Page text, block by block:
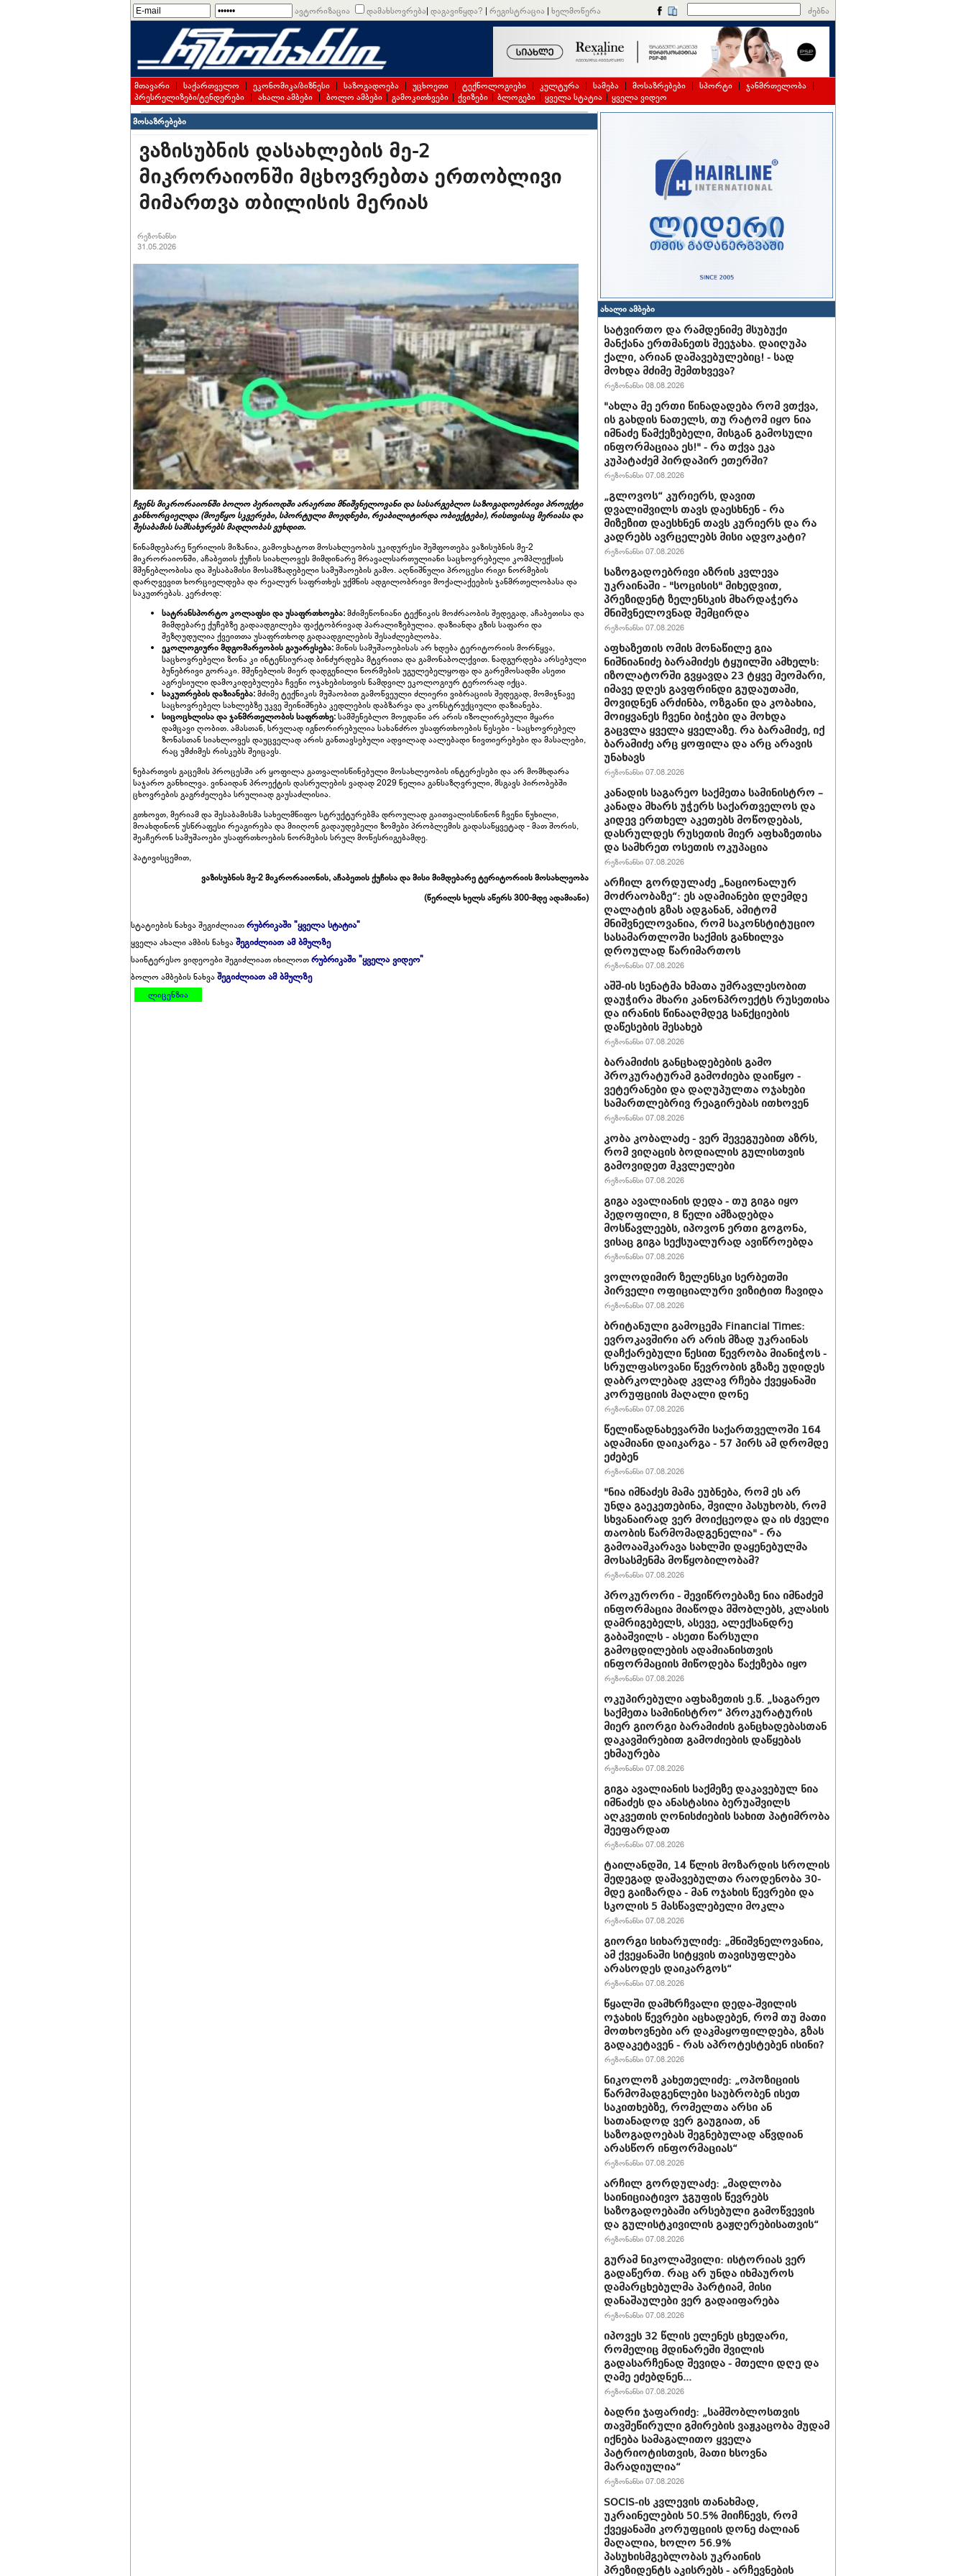
ავტორიზაცია დამახსოვრება| დაგავიწყდა? | რეგისტრაცია | ხელმოწერა ძებნა
მთავარი | საქართველო | ეკონომიკა/ბიზნესი | საზოგადოება | უცხოეთი | ტექნოლოგიები | კულტურა | სამება | მოსაზრებები | სპორტი | ჯანმრთელობა |
პრესრელიზები/ტენდერები | ახალი ამბები | ბოლო ამბები | გამოკითხვები | ქვიზები | ბლოგები | ყველა სტატია | ყველა ვიდეო
მოსაზრებები
ვაზისუბნის დასახლების მე-2
მიკრორაიონში მცხოვრებთა ერთობლივი
მიმართვა თბილისის მერიას
რეზონანსი
31.05.2026
ჩვენს მიკრორაიონში ბოლო პერიოდში არაერთი მნიშვნელოვანი და სასარგებლო საზოგადოებრივი პროექტი
განხორციელდა (მოეწყო სკვერები, სპორტული მოედნები, რეაბილიტირდა ობიექტები), რისთვისაც მერიასა და
შესაბამის სამსახურებს მადლობას ვუხდით.
წინამდებარე წერილის მიზანია, გამოვხატოთ მოსახლეობის უკიდურესი შეშფოთება ვაზისუბნის მე-2
მიკრორაიონში, აჩაბეთის ქუჩის სიახლოვეს მიმდინარე მრავალსართულიანი საცხოვრებელი კომპლექსის
მშენებლობისა და შესაბამისი მოსამზადებელი სამუშაოების გამო. აღნიშნული პროცესი რიგი ნორმების
დარღვევით ხორციელდება და რეალურ საფრთხეს უქმნის ადგილობრივი მოქალაქეების ჯანმრთელობასა და
საკუთრებას. კერძოდ:
სატრანსპორტო კოლაფსი და უსაფრთხოება:მძიმეწონიანი ტექნიკის მოძრაობის შედეგად, აჩაბეთისა და
მიმდებარე ქუჩებზე გადაადგილება ფაქტობრივად პარალიზებულია. დაზიანდა გზის საფარი და
შეზღუდულია ქვეითთა უსაფრთხოდ გადაადგილების შესაძლებლობა.
ეკოლოგიური მდგომარეობის გაუარესება:მიწის სამუშაოებისას არ ხდება ტერიტორიის მორწყვა,
საცხოვრებელი ზონა კი ინტენსიურად ბინძურდება მტვრითა და გამონაბოლქვით. ნადგურდება არსებული
ბუნებრივი გორაკი. მშენებლის მიერ დადგენილი ნორმების უგულებელყოფა და გარემოსადმი ასეთი
აგრესიული დამოკიდებულება ჩვენი ოჯახებისთვის ნამდვილ ეკოლოგიურ ტერორად იქცა.
საკუთრების დაზიანება:მძიმე ტექნიკის მუშაობით გამოწვეული ძლიერი ვიბრაციის შედეგად, მომიჯნავე
საცხოვრებელ სახლებზე უკვე შეინიშნება კედლების დაბზარვა და კონსტრუქციული დაზიანება.
სიცოცხლისა და ჯანმრთელობის საფრთხე:სამშენებლო მოედანი არ არის იზოლირებული მყარი
დამცავი ღობით. ამასთან, სრულად იგნორირებულია სახანძრო უსაფრთხოების წესები - საცხოვრებელ
ზონასთან სიახლოვეს დაუცველად არის განთავსებული ადვილად აალებადი ნივთიერებები და მასალები,
რაც უმძიმეს რისკებს შეიცავს.
ნებართვის გაცემის პროცესში არ ყოფილა გათვალისწინებული მოსახლეობის ინტერესები და არ მომხდარა
საჯარო განხილვა. ვინაიდან პროექტის დასრულების ვადად 2029 წელია განსაზღვრული, მსგავს პირობებში
ცხოვრების გაგრძელება სრულიად გაუსაძლისია.
გთხოვთ, მერიამ და შესაბამისმა სახელმწიფო სტრუქტურებმა დროულად გაითვალისწინონ ჩვენი წუხილი,
მოახდინონ უსწრაფესი რეაგირება და მიიღონ გადაუდებელი ზომები პრობლემის გადასაწყვეტად - მათ შორის,
შეაჩერონ სამუშაოები უსაფრთხოების ნორმების სრულ მოწესრიგებამდე.
პატივისცემით,
ვაზისუბნის მე-2 მიკრორაიონის, აჩაბეთის ქუჩისა და მისი მიმდებარე ტერიტორიის მოსახლეობა
(წერილს ხელს აწერს 300-მდე ადამიანი)
სტატიების ნახვა შეგიძლიათრუბრიკაში "ყველა სტატია"
ყველა ახალი ამბის ნახვაშეგიძლიათ ამ ბმულზე
საინტერესო ვიდეოები შეგიძლიათ იხილოთრუბრიკაში "ყველა ვიდეო"
ბოლო ამბების ნახვაშეგიძლიათ ამ ბმულზე
ლიცენზია
ახალი ამბები
სატვირთო და რამდენიმე მსუბუქი
მანქანა ერთმანეთს შეეჯახა. დაიღუპა
ქალი, არიან დაშავებულებიც! - სად
მოხდა მძიმე შემთხვევა?
რეზონანსი 08.08.2026
"ახლა მე ერთი წინადადება რომ ვთქვა,
ის გახდის ნათელს, თუ რატომ იყო ნია
იმნაძე წამქეზებელი, მისგან გამოსული
ინფორმაციაა ეს!" - რა თქვა ეკა
კუპატაძემ პირდაპირ ეთერში?
რეზონანსი 07.08.2026
„გლოვოს“ კურიერს, დავით
დვალიშვილს თავს დაესხნენ - რა
მიზეზით დაესხნენ თავს კურიერს და რა
კადრებს ავრცელებს მისი ადვოკატი?
რეზონანსი 07.08.2026
საზოგადოებრივი აზრის კვლევა
უკრაინაში - "სოცისის" მიხედვით,
პრეზიდენტ ზელენსკის მხარდაჭერა
მნიშვნელოვნად შემცირდა
რეზონანსი 07.08.2026
აფხაზეთის ომის მონაწილე გია
ნიშნიანიძე ბარამიძეს ტყუილში ამხელს:
იზოლატორში გვყავდა 23 ტყვე მეომარი,
იმავე დღეს გავფრინდი გუდაუთაში,
მოვიდნენ არძინბა, ოზგანი და კობახია,
მოიყვანეს ჩვენი ბიჭები და მოხდა
გაცვლა ყველა ყველაზე. რა ბარამიძე, იქ
ბარამიძე არც ყოფილა და არც არავის
უნახავს
რეზონანსი 07.08.2026
კანადის საგარეო საქმეთა სამინისტრო –
კანადა მხარს უჭერს საქართველოს და
კიდევ ერთხელ აკეთებს მოწოდებას,
დასრულდეს რუსეთის მიერ აფხაზეთისა
და სამხრეთ ოსეთის ოკუპაცია
რეზონანსი 07.08.2026
არჩილ გორდულაძე „ნაციონალურ
მოძრაობაზე“: ეს ადამიანები დღემდე
ღალატის გზას ადგანან, ამიტომ
მნიშვნელოვანია, რომ საკონსტიტუციო
სასამართლოში საქმის განხილვა
დროულად წარიმართოს
რეზონანსი 07.08.2026
აშშ-ის სენატმა ხმათა უმრავლესობით
დაუჭირა მხარი კანონპროექტს რუსეთისა
და ირანის წინააღმდეგ სანქციების
დაწესების შესახებ
რეზონანსი 07.08.2026
ბარამიძის განცხადებების გამო
პროკურატურამ გამოძიება დაიწყო -
ვეტერანები და დაღუპულთა ოჯახები
სამართლებრივ რეაგირებას ითხოვენ
რეზონანსი 07.08.2026
კობა კობალაძე - ვერ შევეგუებით აზრს,
რომ ვიღაცის ბოდიალის გულისთვის
გამოვიდეთ მკვლელები
რეზონანსი 07.08.2026
გიგა ავალიანის დედა - თუ გიგა იყო
პედოფილი, 8 წელი ამზადებდა
მოსწავლეებს, იპოვონ ერთი გოგონა,
ვისაც გიგა სექსუალურად ავიწროებდა
რეზონანსი 07.08.2026
ვოლოდიმირ ზელენსკი სერბეთში
პირველი ოფიციალური ვიზიტით ჩავიდა
რეზონანსი 07.08.2026
ბრიტანული გამოცემა Financial Times:
ევროკავშირი არ არის მზად უკრაინას
დაჩქარებული წესით წევრობა მიანიჭოს -
სრულფასოვანი წევრობის გზაზე უდიდეს
დაბრკოლებად კვლავ რჩება ქვეყანაში
კორუფციის მაღალი დონე
რეზონანსი 07.08.2026
წელიწადნახევარში საქართველოში 164
ადამიანი დაიკარგა - 57 პირს ამ დრომდე
ეძებენ
რეზონანსი 07.08.2026
"ნია იმნაძეს მამა ეუბნება, რომ ეს არ
უნდა გაეკეთებინა, შვილი პასუხობს, რომ
სხვანაირად ვერ მოიქცეოდა და ის ძველი
თაობის წარმომადგენელია" - რა
გამოააშკარავა სახლში დაყენებულმა
მოსასმენმა მოწყობილობამ?
რეზონანსი 07.08.2026
პროკურორი - შევიწროებაზე ნია იმნაძემ
ინფორმაცია მიაწოდა მშობლებს, კლასის
დამრიგებელს, ასევე, ალექსანდრე
გაბაშვილს - ასეთი წარსული
გამოცდილების ადამიანისთვის
ინფორმაციის მიწოდება წაქეზება იყო
რეზონანსი 07.08.2026
ოკუპირებული აფხაზეთის ე.წ. „საგარეო
საქმეთა სამინისტრო“ პროკურატურის
მიერ გიორგი ბარამიძის განცხადებასთან
დაკავშირებით გამოძიების დაწყებას
ეხმაურება
რეზონანსი 07.08.2026
გიგა ავალიანის საქმეზე დაკავებულ ნია
იმნაძეს და ანასტასია ბერუაშვილს
აღკვეთის ღონისძიების სახით პატიმრობა
შეეფარდათ
რეზონანსი 07.08.2026
ტაილანდში, 14 წლის მოზარდის სროლის
შედეგად დაშავებულთა რაოდენობა 30-
მდე გაიზარდა - მან ოჯახის წევრები და
სკოლის 5 მასწავლებელი მოკლა
რეზონანსი 07.08.2026
გიორგი სიხარულიძე: „მნიშვნელოვანია,
ამ ქვეყანაში სიტყვის თავისუფლება
არასოდეს დაიკარგოს“
რეზონანსი 07.08.2026
წყალში დამხრჩვალი დედა-შვილის
ოჯახის წევრები აცხადებენ, რომ თუ მათი
მოთხოვნები არ დაკმაყოფილდება, გზას
გადაკეტავენ - რას აპროტესტებენ ისინი?
რეზონანსი 07.08.2026
ნიკოლოზ კახეთელიძე: „ოპოზიციის
წარმომადგენლები საუბრობენ ისეთ
საკითხებზე, რომელთა არსი ან
სათანადოდ ვერ გაუგიათ, ან
საზოგადოებას შეგნებულად აწვდიან
არასწორ ინფორმაციას“
რეზონანსი 07.08.2026
არჩილ გორდულაძე: „მადლობა
საინიციატივო ჯგუფის წევრებს
საზოგადოებაში არსებული გამოწვევის
და გულისტკივილის გაჟღერებისათვის“
რეზონანსი 07.08.2026
გურამ ნიკოლაშვილი: ისტორიას ვერ
გადაწერთ. რაც არ უნდა იხმაუროს
დამარცხებულმა პარტიამ, მისი
დანაშაულები ვერ გადაიფარება
რეზონანსი 07.08.2026
იპოვეს 32 წლის ელენეს ცხედარი,
რომელიც მდინარეში შვილის
გადასარჩენად შევიდა - მთელი დღე და
ღამე ეძებდნენ...
რეზონანსი 07.08.2026
ბადრი ჯაფარიძე: „სამშობლოსთვის
თავშეწირული გმირების ვაჟკაცობა მუდამ
იქნება სამაგალითო ყველა
პატრიოტისთვის, მათი ხსოვნა
მარადიულია“
რეზონანსი 07.08.2026
SOCIS-ის კვლევის თანახმად,
უკრაინელების 50.5% მიიჩნევს, რომ
ქვეყანაში კორუფციის დონე ძალიან
მაღალია, ხოლო 56.9%
პასუხისმგებლობას უკრაინის
პრეზიდენტს აკისრებს - არჩევნების